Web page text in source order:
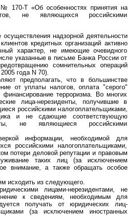
170-Т «Об особенностях принятия на
не являющихся российскими
надзорной деятельности
кредитных организаций активно
характер, не имеющие очевидного
указанные в письме Банка России от
сомнительных операций
года N 70).
предполагать, что в большинстве
от уплаты налогов, оплата "серого"
терроризма. Во многих
лица-нерезиденты, получившие в
российскими налогоплательщиками,
и не сдающие соответствующую
не являющиеся российскими
информации, необходимой для
российскими налогоплательщиками,
потери деловой репутации и правовым
таких лиц (за исключением
внимание, а также обращать особое
исходить из следующего.
лицами-нерезидентами, не
к сведениям, необходимым для
получать от юридических лиц-
(за исключением иностранных